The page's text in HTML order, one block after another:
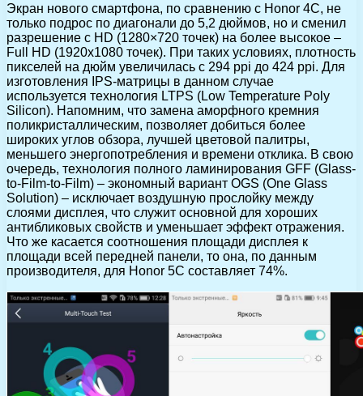
Экран нового смартфона, по сравнению с Honor 4C, не
только подрос по диагонали до 5,2 дюймов, но и сменил
разрешение с HD (1280×720 точек) на более высокое –
Full HD (1920х1080 точек). При таких условиях, плотность
пикселей на дюйм увеличилась с 294 ppi до 424 ppi. Для
изготовления IPS-матрицы в данном случае
используется технология LTPS (Low Temperature Poly
Silicon). Напомним, что замена аморфного кремния
поликристаллическим, позволяет добиться более
широких углов обзора, лучшей цветовой палитры,
меньшего энергопотребления и времени отклика. В свою
очередь, технология полного ламинирования GFF (Glass-
to-Film-to-Film) – экономный вариант OGS (One Glass
Solution) – исключает воздушную прослойку между
слоями дисплея, что служит основной для хороших
антибликовых свойств и уменьшает эффект отражения.
Что же касается соотношения площади дисплея к
площади всей передней панели, то она, по данным
производителя, для Honor 5C составляет 74%.